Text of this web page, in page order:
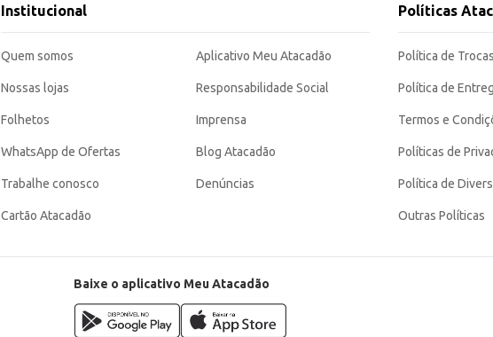
Institucional
Quem somos
Nossas lojas
Folhetos
WhatsApp de Ofertas
Trabalhe conosco
Cartão Atacadão
Aplicativo Meu Atacadão
Responsabilidade Social
Imprensa
Blog Atacadão
Denúncias
Políticas
Política de
Política de
Termos e
Políticas de
Política de
Outras Políticas
Baixe o aplicativo Meu Atacadão